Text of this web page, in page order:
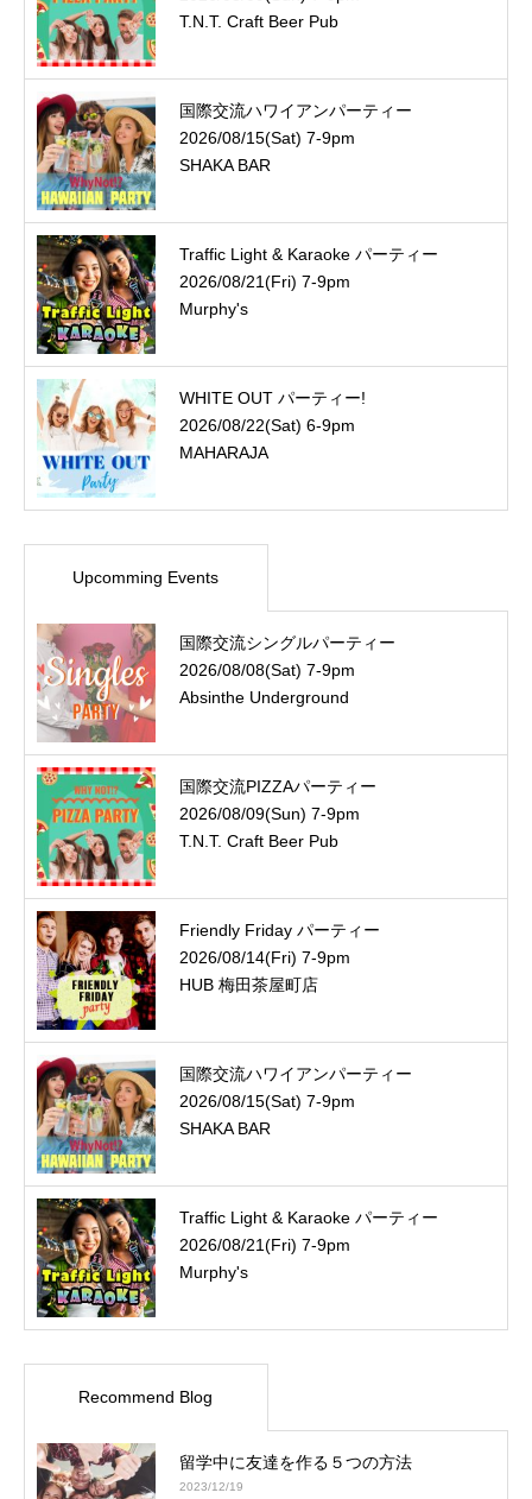
T.N.T. Craft Beer Pub
国際交流ハワイアンパーティー
2026/08/15(Sat) 7-9pm
SHAKA BAR
Traffic Light & Karaoke パーティー
2026/08/21(Fri) 7-9pm
Murphy's
WHITE OUT パーティー!
2026/08/22(Sat) 6-9pm
MAHARAJA
Upcomming Events
国際交流シングルパーティー
2026/08/08(Sat) 7-9pm
Absinthe Underground
国際交流PIZZAパーティー
2026/08/09(Sun) 7-9pm
T.N.T. Craft Beer Pub
Friendly Friday パーティー
2026/08/14(Fri) 7-9pm
HUB 梅田茶屋町店
国際交流ハワイアンパーティー
2026/08/15(Sat) 7-9pm
SHAKA BAR
Traffic Light & Karaoke パーティー
2026/08/21(Fri) 7-9pm
Murphy's
Recommend Blog
留学中に友達を作る５つの方法
2023/12/19